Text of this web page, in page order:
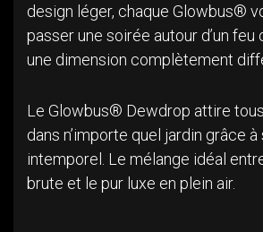
design léger, chaque Glowbus®
passer une soirée autour d’un feu
une dimension complètement
Le Glowbus® Dewdrop attire
dans n’importe quel jardin grâce
intemporel. Le mélange idéal
brute et le pur luxe en plein air.